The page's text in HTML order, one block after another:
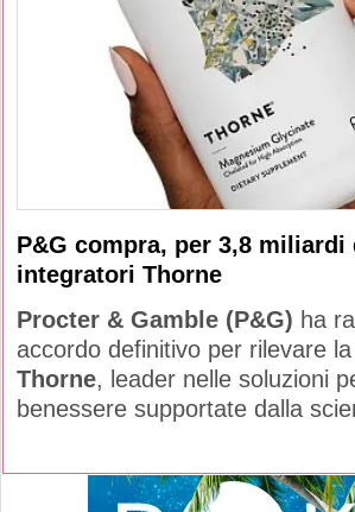
P&G compra, per 3,8
integratori Thorne
Procter & Gamble (P&G) ha
accordo definitivo per rilevare
Thorne, leader nelle soluzioni
benessere supportate dalla